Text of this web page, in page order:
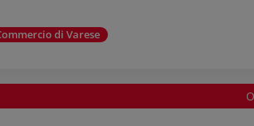
di Varese